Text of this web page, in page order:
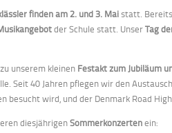
finden am 2. und 3. Maistatt.
der Schule statt. UnserTag
unserem kleinen Festakt zum Jubiläum
Seit 40 Jahren pflegen wir den
besucht wird, und der Denmark Road
diesjährigenSommerkonzertenein: